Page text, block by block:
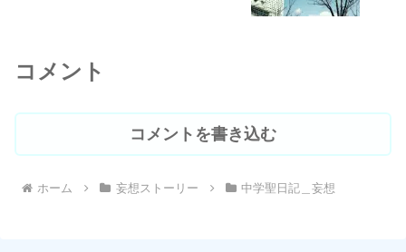
コメント
コメントを書き込む
ホーム 妄想ストーリー 中学聖日記＿妄想